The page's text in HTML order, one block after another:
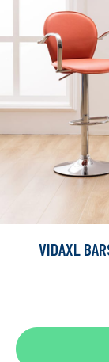
VIDAXL